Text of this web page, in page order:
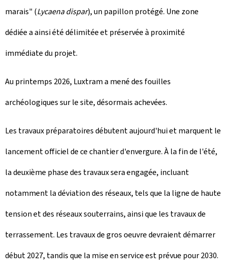
marais" (Lycaena dispar), un papillon protégé. Une zone
dédiée a ainsi été délimitée et préservée à proximité
immédiate du projet.
Au printemps 2026, Luxtram a mené des fouilles
archéologiques sur le site, désormais achevées.
Les travaux préparatoires débutent aujourd'hui et marquent le
lancement officiel de ce chantier d'envergure. À la fin de l'été,
la deuxième phase des travaux sera engagée, incluant
notamment la déviation des réseaux, tels que la ligne de haute
tension et des réseaux souterrains, ainsi que les travaux de
terrassement. Les travaux de gros oeuvre devraient démarrer
début 2027, tandis que la mise en service est prévue pour 2030.